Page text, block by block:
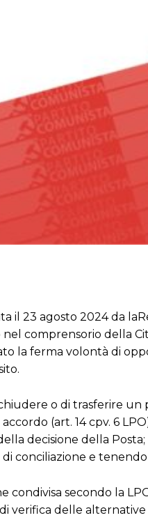
il 23 agosto 2024 da
comprensorio della
la ferma volontà di
o di trasferire
(art. 14 cpv. 6
decisione della
conciliazione e
condivisa secondo la
verifica delle